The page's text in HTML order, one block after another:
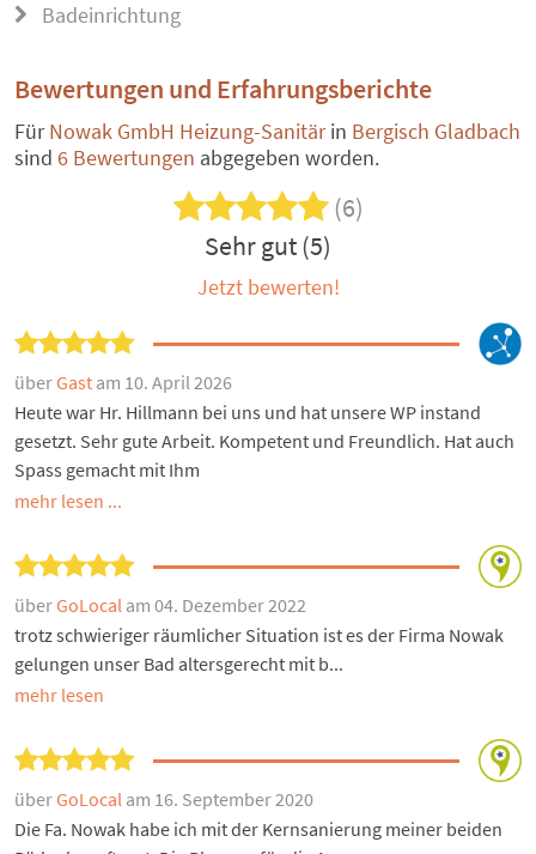
Badeinrichtung
Bewertungen und Erfahrungsberichte
FürNowak GmbH Heizung-Sanitärin Bergisch Gladbach
sind 6 Bewertungen abgegeben worden.
(6)
Sehr gut (5)
Jetzt bewerten!
überGast am 10. April 2026
Heute war Hr. Hillmann bei uns und hat unsere WP instand
gesetzt. Sehr gute Arbeit. Kompetent und Freundlich. Hat auch
Spass gemacht mit Ihm
mehr lesen ...
überGoLocal am 04. Dezember 2022
trotz schwieriger räumlicher Situation ist es der Firma Nowak
gelungen unser Bad altersgerecht mit b...
mehr lesen
überGoLocal am 16. September 2020
Die Fa. Nowak habe ich mit der Kernsanierung meiner beiden